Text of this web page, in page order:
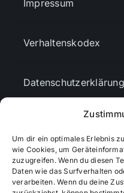
Um dir ein optimales Erlebnis
wie Cookies, um
zuzugreifen. Wenn du diesen
Daten wie das Surfverhalten
verarbeiten. Wenn du deine
Impressum
Verhaltenskodex
Datenschutzerklärung
Cookie-Richtlinie